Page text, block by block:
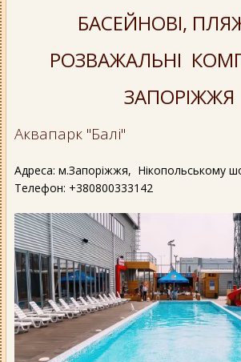
БАСЕЙНОВІ,
РОЗВАЖАЛЬНІ
ЗАПОРІЖЖЯ
Аквапарк "Балі"
Адреса: м.Запоріжжя, Нікопольському
Телефон: +380800333142